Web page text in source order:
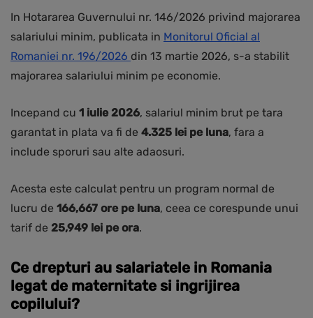
In Hotararea Guvernului nr. 146/2026 privind majorarea
salariului minim, publicata in Monitorul Oficial al
Romaniei nr. 196/2026 din 13 martie 2026, s-a stabilit
majorarea salariului minim pe economie.
Incepand cu 1 iulie 2026, salariul minim brut pe tara
garantat in plata va fi de 4.325 lei pe luna, fara a
include sporuri sau alte adaosuri.
Acesta este calculat pentru un program normal de
lucru de 166,667 ore pe luna, ceea ce corespunde unui
tarif de 25,949 lei pe ora.
Ce drepturi au salariatele in Romania
legat de maternitate si ingrijirea
copilului?